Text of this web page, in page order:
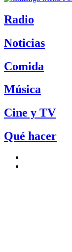
Radio
Noticias
Comida
Música
Cine y TV
Qué hacer